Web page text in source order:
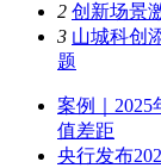
2 创新场景
3 山城科创
题
案例｜
值差距
央行发布